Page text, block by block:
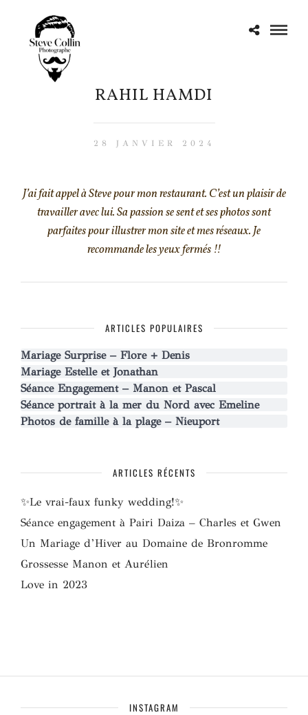
RAHIL HAMDI
28 JANVIER 2024
J’ai fait appel à Steve pour mon restaurant. C’est un plaisir de
travailler avec lui. Sa passion se sent et ses photos sont
parfaites pour illustrer mon site et mes réseaux. Je
recommande les yeux fermés !!
ARTICLES POPULAIRES
Mariage Surprise – Flore + Denis
Mariage Estelle et Jonathan
Séance Engagement – Manon et Pascal
Séance portrait à la mer du Nord avec Emeline
Photos de famille à la plage – Nieuport
ARTICLES RÉCENTS
✨Le vrai-faux funky wedding!✨
Séance engagement à Pairi Daiza – Charles et Gwen
Un Mariage d’Hiver au Domaine de Bronromme
Grossesse Manon et Aurélien
Love in 2023
INSTAGRAM